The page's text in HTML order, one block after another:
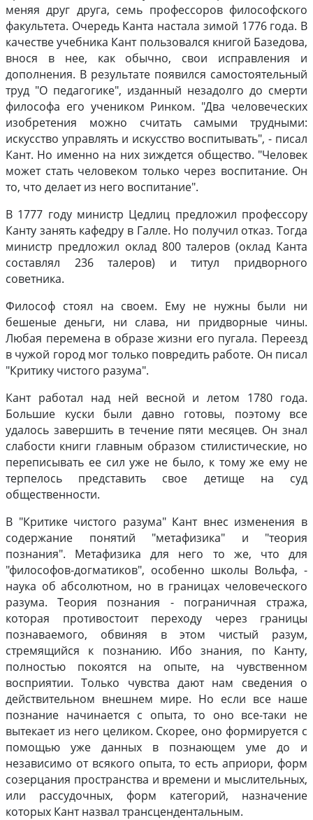
меняя друг друга, семь профессоров философского
факультета. Очередь Канта настала зимой 1776 года. В
качестве учебника Кант пользовался книгой Базедова,
внося в нее, как обычно, свои исправления и
дополнения. В результате появился самостоятельный
труд "О педагогике", изданный незадолго до смерти
философа его учеником Ринком. "Два человеческих
изобретения можно считать самыми трудными:
искусство управлять и искусство воспитывать", - писал
Кант. Но именно на них зиждется общество. "Человек
может стать человеком только через воспитание. Он
то, что делает из него воспитание".
В 1777 году министр Цедлиц предложил профессору
Канту занять кафедру в Галле. Но получил отказ. Тогда
министр предложил оклад 800 талеров (оклад Канта
составлял 236 талеров) и титул придворного
советника.
Философ стоял на своем. Ему не нужны были ни
бешеные деньги, ни слава, ни придворные чины.
Любая перемена в образе жизни его пугала. Переезд
в чужой город мог только повредить работе. Он писал
"Критику чистого разума".
Кант работал над ней весной и летом 1780 года.
Большие куски были давно готовы, поэтому все
удалось завершить в течение пяти месяцев. Он знал
слабости книги главным образом стилистические, но
переписывать ее сил уже не было, к тому же ему не
терпелось представить свое детище на суд
общественности.
В "Критике чистого разума" Кант внес изменения в
содержание понятий "метафизика" и "теория
познания". Метафизика для него то же, что для
"философов-догматиков", особенно школы Вольфа, -
наука об абсолютном, но в границах человеческого
разума. Теория познания - пограничная стража,
которая противостоит переходу через границы
познаваемого, обвиняя в этом чистый разум,
стремящийся к познанию. Ибо знания, по Канту,
полностью покоятся на опыте, на чувственном
восприятии. Только чувства дают нам сведения о
действительном внешнем мире. Но если все наше
познание начинается с опыта, то оно все-таки не
вытекает из него целиком. Скорее, оно формируется с
помощью уже данных в познающем уме до и
независимо от всякого опыта, то есть априори, форм
созерцания пространства и времени и мыслительных,
или рассудочных, форм категорий, назначение
которых Кант назвал трансцендентальным.